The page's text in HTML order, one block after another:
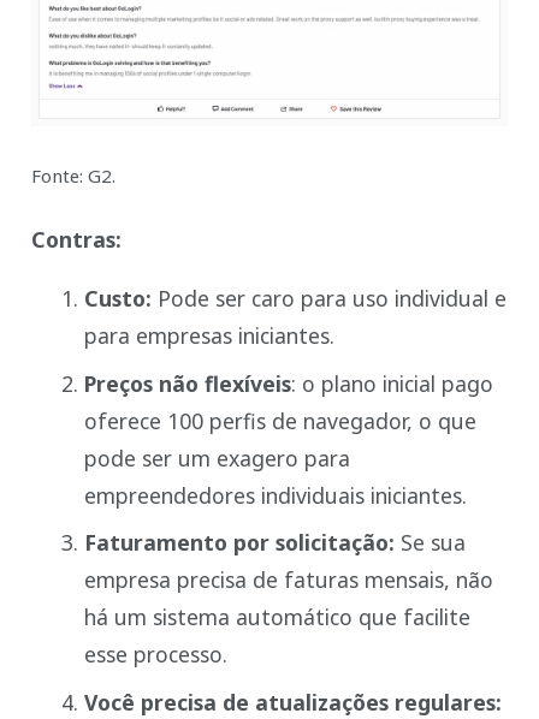
Fonte: G2.
Contras:
Custo: Pode ser caro para uso individual e
para empresas iniciantes.
Preços não flexíveis: o plano inicial pago
oferece 100 perfis de navegador, o que
pode ser um exagero para
empreendedores individuais iniciantes.
Faturamento por solicitação: Se sua
empresa precisa de faturas mensais, não
há um sistema automático que facilite
esse processo.
Você precisa de atualizações regulares: